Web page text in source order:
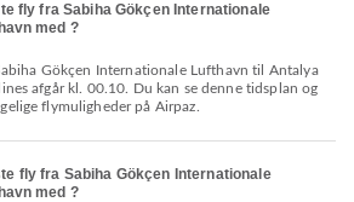
fly fra Sabiha Gökçen Internationale
med ?
afgår kl. 00.10. Du kan se denne tidsplan og
flymuligheder på Airpaz.
fly fra Sabiha Gökçen Internationale
med ?